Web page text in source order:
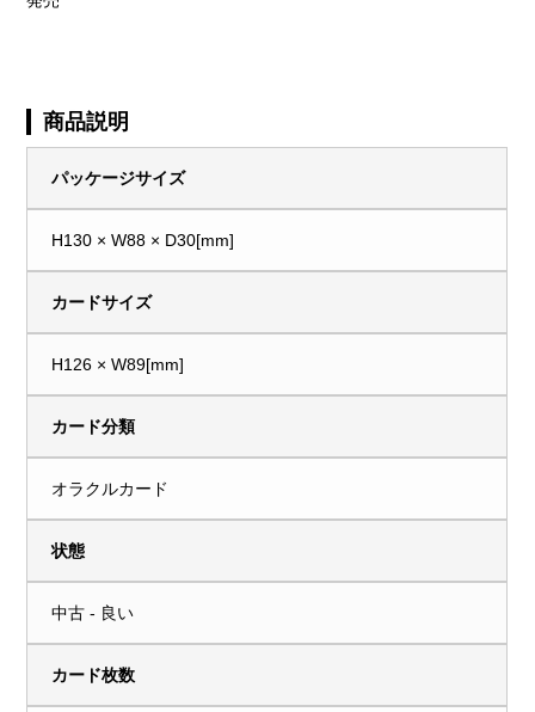
商品説明
パッケージサイズ
H130 × W88 × D30[mm]
カードサイズ
H126 × W89[mm]
カード分類
オラクルカード
状態
中古 - 良い
カード枚数